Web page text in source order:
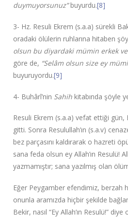
duymuyorsunuz”buyurdu.[8]
3- Hz. Resuli Ekrem (s.a.a) sürekli
oradaki ölülerin ruhlarına hitaben
olsun bu diyardaki mümin erkek ve
göre de, “Selâm olsun size ey
buyuruyordu.[9]
4- Buhârî’nin Sahihkitabında şöyle
Resuli Ekrem (s.a.a) vefat ettiği gün,
gitti. Sonra Resulullah’ın (s.a.v)
bez parçasını kaldırarak o hazreti
sana feda olsun ey Allah’ın Resulü!
yazmamıştır; sana yazılmış olan
Eğer Peygamber efendimiz, berzah
onunla aramızda hiçbir şekilde
Bekir, nasıl “Ey Allah’ın Resulü!”